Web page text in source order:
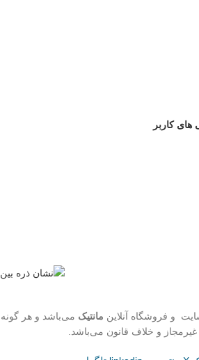
کاربر
و فروشگاه‌ آنلاین مانتیک می‌باشد و هر گونه
غیرمجاز و خلاف قانون می‌باشد.